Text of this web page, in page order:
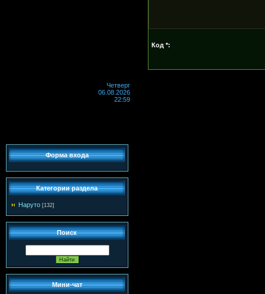
Код *:
Четверг
06.08.2026
22:59
Форма входа
Категории раздела
Наруто [132]
Поиск
Мини-чат